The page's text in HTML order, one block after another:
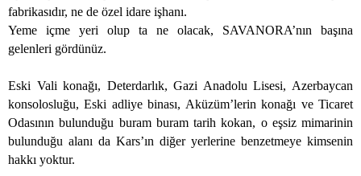
fabrikasıdır, ne de özel idare işhanı.
Yeme içme yeri olup ta ne olacak, SAVANORA’nın başına
gelenleri gördünüz.
Eski Vali konağı, Deterdarlık, Gazi Anadolu Lisesi, Azerbaycan
konsolosluğu, Eski adliye binası, Aküzüm’lerin konağı ve Ticaret
Odasının bulunduğu buram buram tarih kokan, o eşsiz mimarinin
bulunduğu alanı da Kars’ın diğer yerlerine benzetmeye kimsenin
hakkı yoktur.